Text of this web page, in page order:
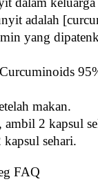
adalah
yang
makan.
2 kapsul
sehari.
FAQ